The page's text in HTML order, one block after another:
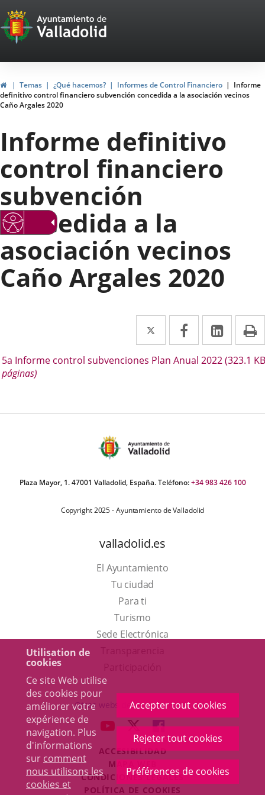
Utilisation de
cookies
Ce site Web utilise
des cookies pour
améliorer votre
expérience de
navigation. Plus
d'informations
sur comment
nous utilisons les
cookies et
Accepter tout cookies
Rejeter tout cookies
Préférences de cookies
Portal
Web
del
Ayuntamiento
de
Valladolid
InicioTemas ¿Qué hacemos? Informes de Control Financiero
Informe
definitivo control financiero subvención concedida a la asociación vecinos
Caño Argales 2020
Informe definitivo
control financiero
subvención
concedida a la
asociación vecinos
Caño Argales 2020
Twitter
Enlace
a
una
Facebook
Enlace
a
una
Enlace
a
una
5a Informe control subvenciones Plan Anual 2022(323.1
Plaza Mayor, 1. 47001 Valladolid, España. Teléfono:+34 983 426 100
Copyright 2025 - Ayuntamiento de Valladolid
valladolid.es
El Ayuntamiento
Tu ciudad
Para ti
TurismoEste
enlace
una
ventana
nueva.
Sede Electrónica
externa.
Otras webs del ayuntamiento
ENLACE
UNA
APLICACIÓN
EXTERNA.
ENLACE
A
UNA
APLICACIÓN
EXTERNA.
ENLACE
A
UNA
APLICACIÓN
EXTERNA.
ACCESIBILIDAD
MAPA WEB
CONDICIONES LEGALES
POLÍTICA DE COOKIES